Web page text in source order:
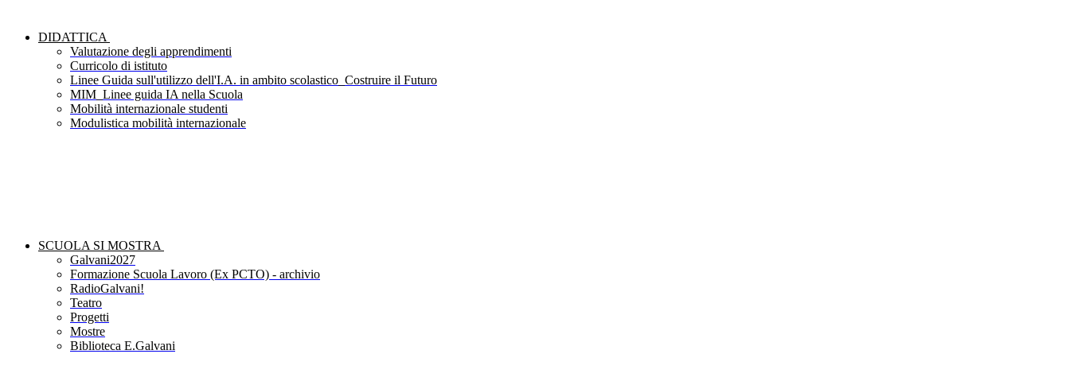
DIDATTICA
Valutazione degli apprendimenti
Curricolo di istituto
Linee Guida sull'utilizzo dell'I.A. in ambito scolastico_Costruire il Futuro
MIM_Linee guida IA nella Scuola
Mobilità internazionale studenti
Modulistica mobilità internazionale
SCUOLA SI MOSTRA
Galvani2027
Formazione Scuola Lavoro (Ex PCTO) - archivio
RadioGalvani!
Teatro
Progetti
Mostre
Biblioteca E.Galvani